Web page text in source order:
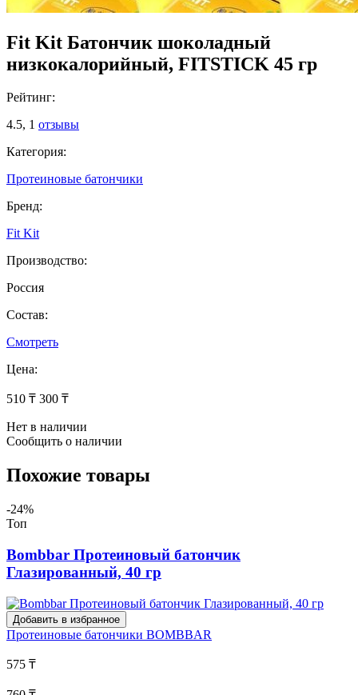
Fit Kit Батончик шоколадный
низкокалорийный, FITSTICK 45 гр
Рейтинг:
4.5, 1 отзывы
Категория:
Протеиновые батончики
Бренд:
Fit Kit
Производство:
Россия
Состав:
Смотреть
Цена:
510 ₸ 300 ₸
Нет в наличии
Сообщить о наличии
Похожие товары
-24%
Топ
Bombbar Протеиновый батончик
Глазированный, 40 гр
Добавить в избранное
Протеиновые батончики BOMBBAR
575 ₸